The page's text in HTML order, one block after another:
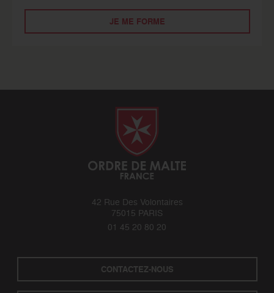
JE ME FORME
42 Rue Des Volontaires
75015 PARIS
01 45 20 80 20
CONTACTEZ-NOUS